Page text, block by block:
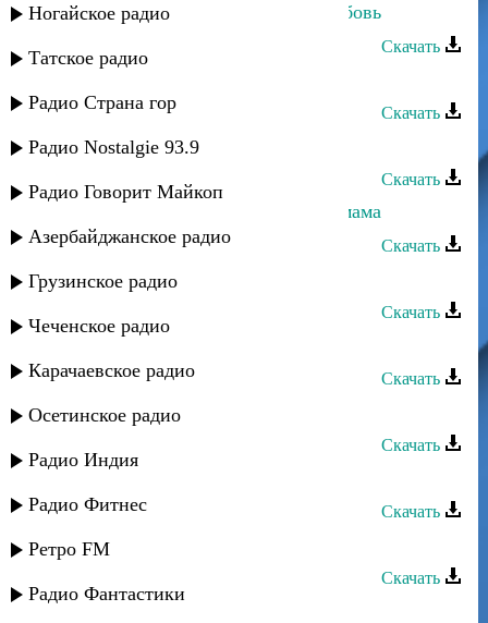
Ногайское радио
Татское радио
Радио Страна гор
Радио Nostalgie 93.9
Радио Говорит Майкоп
Азербайджанское радио
Грузинское радио
Чеченское радио
Карачаевское радио
Осетинское радио
Радио Индия
Радио Фитнес
Ретро FM
Радио Фантастики
Марианна Курлинская - Права любовь
Скачать
Скачать
Саид Мамаев - Моя красивая
Скачать
Даниэль Гарунов - Расскажи мне мама
Скачать
Заур Асевов - Мама
Скачать
Скачать
Мадина Исмаилова - Мама
Скачать
Скачать
Амир Джумакаев - Мама
Скачать
Замир - Мама